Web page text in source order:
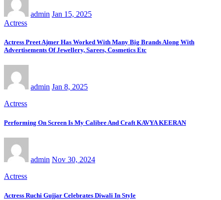
admin Jan 15, 2025
Actress
Actress Preet Ajmer Has Worked With Many Big Brands Along With
Advertisements Of Jewellery, Sarees, Cosmetics Etc
admin Jan 8, 2025
Actress
Performing On Screen Is My Calibre And Craft KAVYA KEERAN
admin Nov 30, 2024
Actress
Actress Ruchi Gujjar Celebrates Diwali In Style